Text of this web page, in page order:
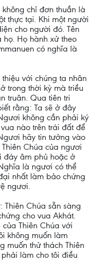
chỉ đơn thuần là
thực tại. Khi một người
cho người đó. Tên
Họ hành xử theo
có nghĩa là
với chúng ta nhân
trong thời kỳ mà triều
truân. Qua tiên tri
rằng: Ta sẽ ở đây
không cần phải ký
nào trên trái đất để
hãy tin tưởng vào
Chúa của ngươi
đáy âm phủ hoặc ở
là ngươi có thể
nhất làm bảo chứng
ngươi.
Thiên Chúa sẵn sàng
cho vua Akhát.
Thiên Chúa với
không muốn làm
muốn thử thách Thiên
làm cho tôi điều